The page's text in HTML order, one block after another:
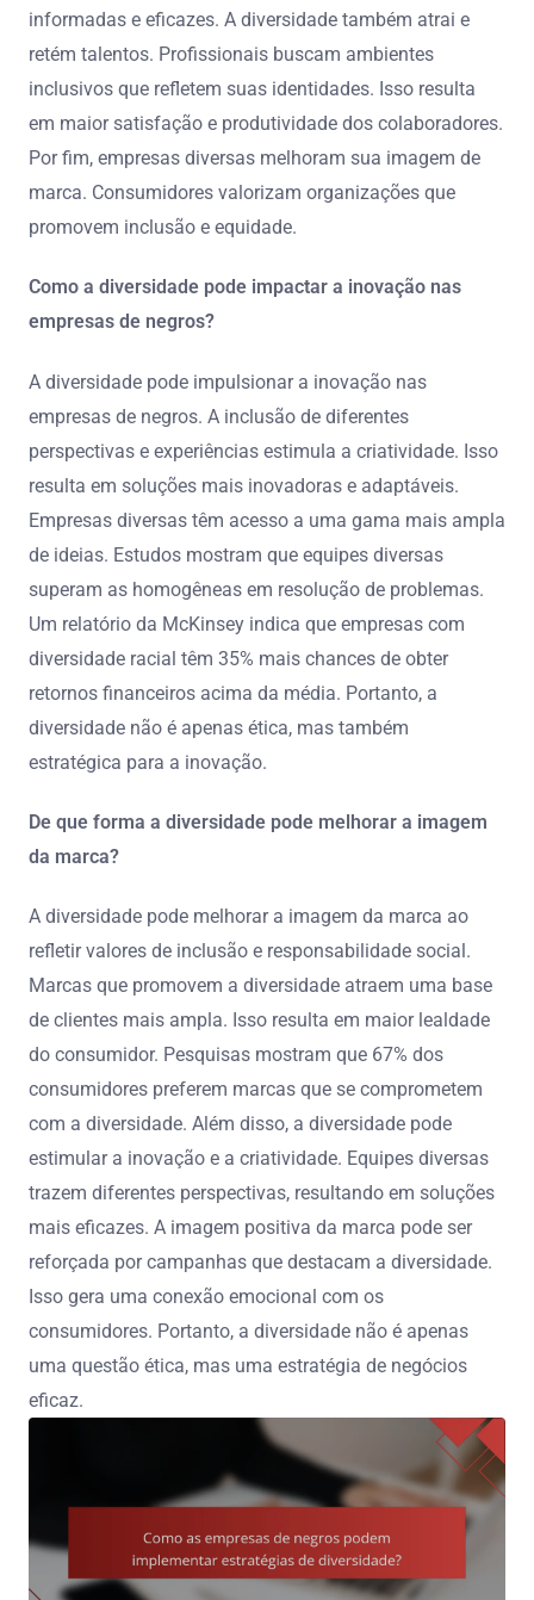
informadas e eficazes. A diversidade também atrai e
retém talentos. Profissionais buscam ambientes
inclusivos que refletem suas identidades. Isso resulta
em maior satisfação e produtividade dos colaboradores.
Por fim, empresas diversas melhoram sua imagem de
marca. Consumidores valorizam organizações que
promovem inclusão e equidade.
Como a diversidade pode impactar a inovação nas
empresas de negros?
A diversidade pode impulsionar a inovação nas
empresas de negros. A inclusão de diferentes
perspectivas e experiências estimula a criatividade. Isso
resulta em soluções mais inovadoras e adaptáveis.
Empresas diversas têm acesso a uma gama mais ampla
de ideias. Estudos mostram que equipes diversas
superam as homogêneas em resolução de problemas.
Um relatório da McKinsey indica que empresas com
diversidade racial têm 35% mais chances de obter
retornos financeiros acima da média. Portanto, a
diversidade não é apenas ética, mas também
estratégica para a inovação.
De que forma a diversidade pode melhorar a imagem
da marca?
A diversidade pode melhorar a imagem da marca ao
refletir valores de inclusão e responsabilidade social.
Marcas que promovem a diversidade atraem uma base
de clientes mais ampla. Isso resulta em maior lealdade
do consumidor. Pesquisas mostram que 67% dos
consumidores preferem marcas que se comprometem
com a diversidade. Além disso, a diversidade pode
estimular a inovação e a criatividade. Equipes diversas
trazem diferentes perspectivas, resultando em soluções
mais eficazes. A imagem positiva da marca pode ser
reforçada por campanhas que destacam a diversidade.
Isso gera uma conexão emocional com os
consumidores. Portanto, a diversidade não é apenas
uma questão ética, mas uma estratégia de negócios
eficaz.